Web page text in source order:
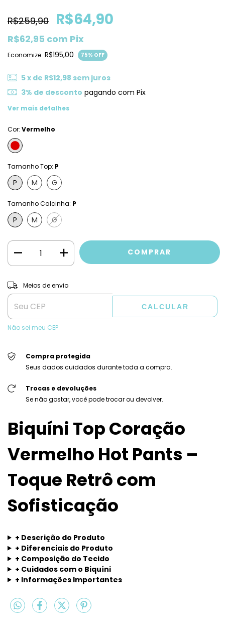
R$259,90 R$64,90
R$62,95 com Pix
Economize: R$195,00 75% OFF
5x de R$12,98 sem juros
3% de desconto pagando com Pix
Ver mais detalhes
Cor: Vermelho
Tamanho Top: P
P M G
Tamanho Calcinha: P
P M G
Entregas para o CEP:
Meios de envio
CALCULAR
Não sei meu CEP
Compra protegida
Seus dados cuidados durante toda a compra.
Trocas e devoluções
Se não gostar, você pode trocar ou devolver.
Biquíni Top Coração
Vermelho Hot Pants –
Toque Retrô com
Sofisticação
+ Descrição do Produto
+ Diferenciais do Produto
+ Composição do Tecido
+ Cuidados com o Biquíni
+ Informações Importantes